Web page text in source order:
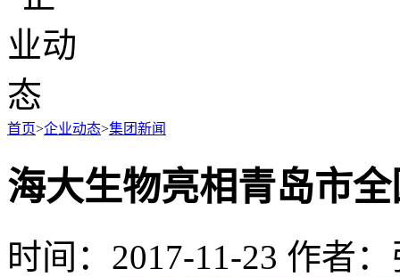
首页>企业动态>集团新闻
海大生物亮相青岛市
时间：2017-11-23 作者